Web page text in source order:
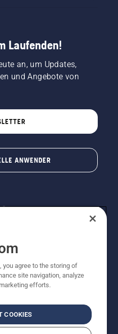
Laufenden!
an, um Updates,
und Angebote von
ANWENDER
Rechte vorbehalten. Die
Preisempfehlungen
an den teilnehmenden
inklusive 8,1% MWST und
(inkl. MwSt), es sei
Kauf verfügbar.
you agree to the storing of
site navigation, analyze
efforts.
COOKIES